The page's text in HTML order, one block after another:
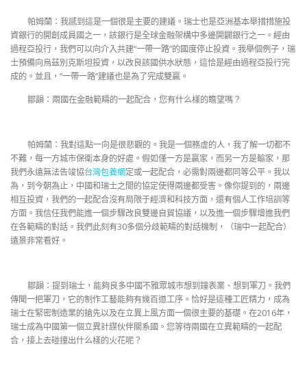
帕姆蘭：我感到這是一個很是主要的建議。瑞士也是亞洲基本舉措措施投
資銀行的開創成員國之一，該銀行是全球金融架構中多邊開闢銀行之一。經由
過程亞投行，我們可以向介入共建“一帶一路”的國度停止投資。我舉個例子，瑞
士預備向烏茲別克斯坦投資，以改良該國供水狀態，這恰是經由過程亞投行完
成的。並且，“一帶一路”建議也是為了完成雙贏。
鄒韻：兩國在金融範疇的一起配合，您有什么樣的瞻望嗎？
帕姆蘭：我對這點一向是很悲觀的。我是一個務虛的人，我了解一切都不
不難，每一方城市保衛本身的好處。假如僅一方是贏家，而另一方是輸家，那
我們永遠無法告竣協台灣包養網定或一起配合，必需對兩邊都同等公平。我以
為，到今朝為止，中國和瑞士之間的協定使得兩邊都受害。像你提到的，兩邊
相互投資，我們的一起配合沒有局限于經濟和科技方面，還有個人工作培訓等
方面。我信任我們能進一個步驟改良雙邊自貿協議，以及進一個步驟增進我們
在各範疇的對話。我們此刻有30多個分歧範疇的對話機制，（瑞中一起配合）
遠景非常看好。
鄒韻：提到瑞士，能夠良多中國不雅眾城市想到鐘表業、想到軍刀。我們
傳聞一把軍刀，它的制作工藝能夠有幾百道工序。恰好是這種工匠精力，成為
瑞士在緊密制造業的搶先以及在立異上風方面一個很主要的基礎。在2016年，
瑞士成為中國第一個立異計謀伙伴關系國。您等待兩國在立異範疇的一起配
合，接上去碰撞出什么樣的火花呢？